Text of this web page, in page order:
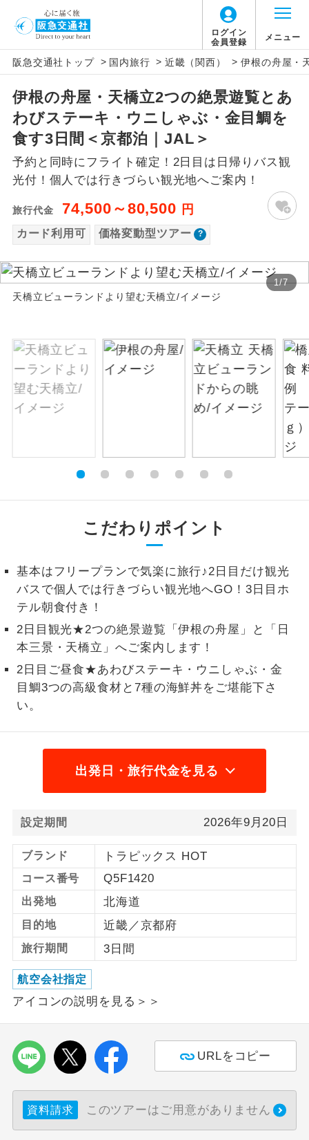
ログイン
会員登録
メニュー
阪急交通社トップ > 国内旅行 > 近畿（関西） > 伊根の舟屋・
伊根の舟屋・天橋立2つの絶景遊覧とあ
わびステーキ・ウニしゃぶ・金目鯛を
食す3日間＜京都泊｜JAL＞
予約と同時にフライト確定！2日目は日帰りバス観
光付！個人では行きづらい観光地へご案内！
旅行代金 74,500～80,500 円
カード利用可 価格変動型ツアー
1/7
天橋立ビューランドより望む天橋立/イメージ
こだわりポイント
基本はフリープランで気楽に旅行♪2日目だけ観光
バスで個人では行きづらい観光地へGO！3日目ホ
テル朝食付き！
2日目観光★2つの絶景遊覧「伊根の舟屋」と「日
本三景・天橋立」へご案内します！
2日目ご昼食★あわびステーキ・ウニしゃぶ・金
目鯛3つの高級食材と7種の海鮮丼をご堪能下さ
い。
出発日・旅行代金を見る
設定期間 2026年9月20日
ブランド トラピックス HOT
コース番号 Q5F1420
出発地 北海道
目的地 近畿／京都府
旅行期間 3日間
航空会社指定
アイコンの説明を見る＞＞
URLをコピー
資料請求 このツアーはご用意がありません
アイコン 説明
添乗員同行
往路出発空港（駅）から復路到着空港
（駅）まで同行します。
現地添乗員同
行
現地到着空港（駅）から最終日出発空港
（駅）まで添乗員が同行します。
バスガイド乗
務
バスガイドが乗務し、車内での観光案内
があります。
世界遺産
ユネスコに登録されている文化遺産や自
然遺産を訪ねるコースです。
絶景スポットに立ち寄るコースです。
温泉 温泉地にも宿泊するコースです。
露天風呂
ご宿泊ホテルに露天風呂が付いていま
大浴場 ご宿泊ホテルに大浴場が付いています。
全食事付き
く）
お部屋にてゆっくりとお召し上がりいた
だけます。
トラベルイヤ
ホン
周りの音を気にせず、ガイドさんの説明
1名様催行
1名様から出発可能な個人型プランで
2名様催行
2名様から出発可能な個人型プランで
おひとり様参
おひとり様限定でご参加いただけるコー
スです。
コースです。
ご夫婦限定
ご夫婦限定でご参加いただけるコースで
女性限定
女性限定でご参加いただけるコースで
す。
年齢制限あり
ご参加にあたり年齢に制限があるコース
です。
航空会社指定
利用航空会社が指定なので、ご出発の計
ホテル指定
ご紹介するホテルを指定したコースで
おひとり様バ
ス2席利用
おひとり様でバス席を2席利⽤できま
す。
「価格変動型ツアー」に関するご案内
価格変動型ツアーとは
航空会社が設定する「個人包括旅行運
賃」を利用したツアーです。
お申し込み時期・ご利用便の空席状況に
以下の注意事項をあらかじめご了承いただき
ますようお願いいたします。
お支払いについて
ります。
お申し込みの最後にクレジットカード決済を
していただき、決済手続き完了をもちまし
て、ご旅行の契約が成立となります。
ウェブ限定コースとなりますので、コールセ
ンター及びカウンターでのお申し込みはでき
ません。